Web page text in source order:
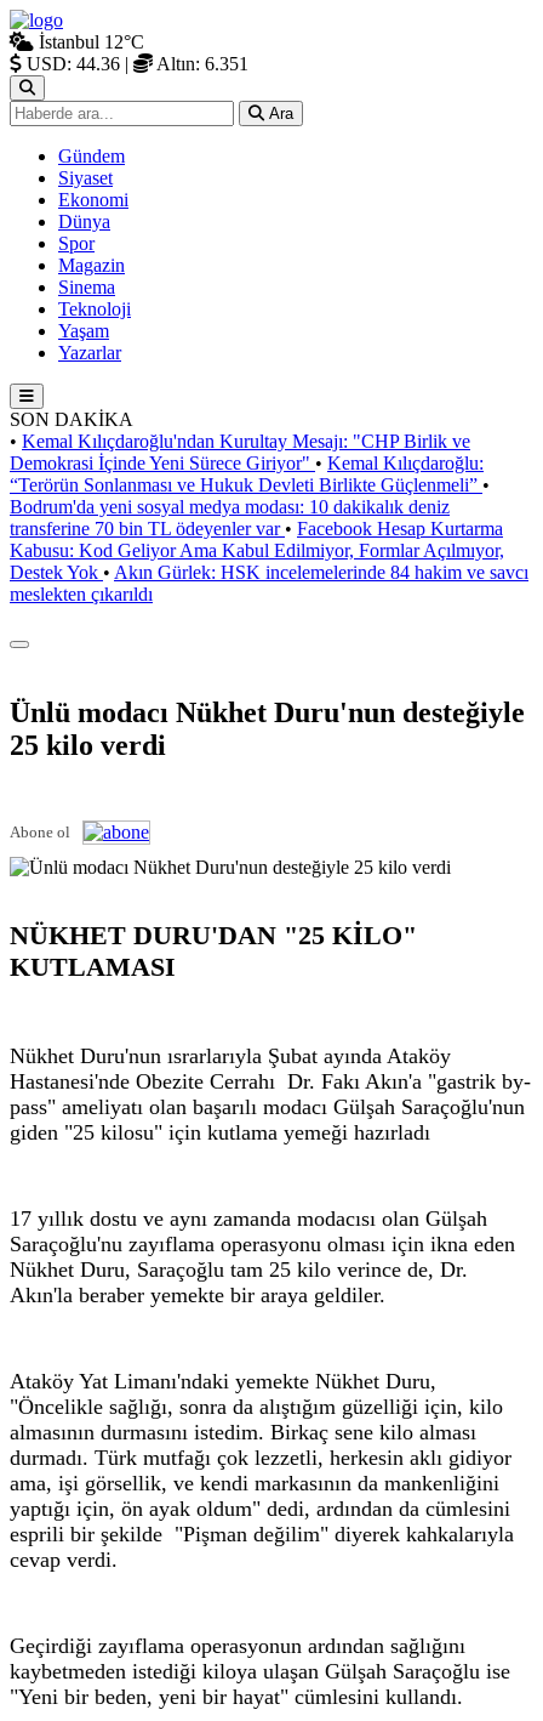
İstanbul 12°C
USD: 44.36 | Altın: 6.351
Ara
Gündem
Siyaset
Ekonomi
Dünya
Spor
Magazin
Sinema
Teknoloji
Yaşam
Yazarlar
SON DAKİKA
• Kemal Kılıçdaroğlu'ndan Kurultay Mesajı: "CHP Birlik ve
Demokrasi İçinde Yeni Sürece Giriyor" • Kemal Kılıçdaroğlu:
“Terörün Sonlanması ve Hukuk Devleti Birlikte Güçlenmeli” •
Bodrum'da yeni sosyal medya modası: 10 dakikalık deniz
transferine 70 bin TL ödeyenler var • Facebook Hesap Kurtarma
Kabusu: Kod Geliyor Ama Kabul Edilmiyor, Formlar Açılmıyor,
Destek Yok • Akın Gürlek: HSK incelemelerinde 84 hakim ve savcı
meslekten çıkarıldı
Ünlü modacı Nükhet Duru'nun desteğiyle
25 kilo verdi
Abone ol
NÜKHET DURU'DAN "​25 KİLO"
KUTLAMASI​
Nükhet Duru'nun ısrarlarıyla Şubat ayında Ataköy
Hastanesi'nde Obezite Cerrahı Dr. Fakı Akın'a "gastrik by-
pass" ameliyatı olan başarılı modacı Gülşah Saraçoğlu'nun
giden "25 kilosu" için kutlama yemeği hazırladı
17 yıllık dostu ve aynı zamanda modacısı olan Gülşah
Saraçoğlu'nu zayıflama operasyonu olması için ikna eden
Nükhet Duru, Saraçoğlu tam 25 kilo verince de, Dr.
Akın'la beraber yemekte bir araya geldiler.
Ataköy Yat Limanı'ndaki yemekte Nükhet Duru,
"Öncelikle sağlığı, sonra da alıştığım güzelliği için, kilo
almasının durmasını istedim. Birkaç sene kilo alması
durmadı. Türk mutfağı çok lezzetli, herkesin aklı gidiyor
ama, işi görsellik, ve kendi markasının da mankenliğini
yaptığı için, ön ayak oldum" dedi, ardından da cümlesini
esprili bir şekilde "Pişman değilim" diyerek kahkalarıyla
cevap verdi.
Geçirdiği zayıflama operasyonun ardından sağlığını
kaybetmeden istediği kiloya ulaşan Gülşah Saraçoğlu ise
"Yeni bir beden, yeni bir hayat" cümlesini kullandı.